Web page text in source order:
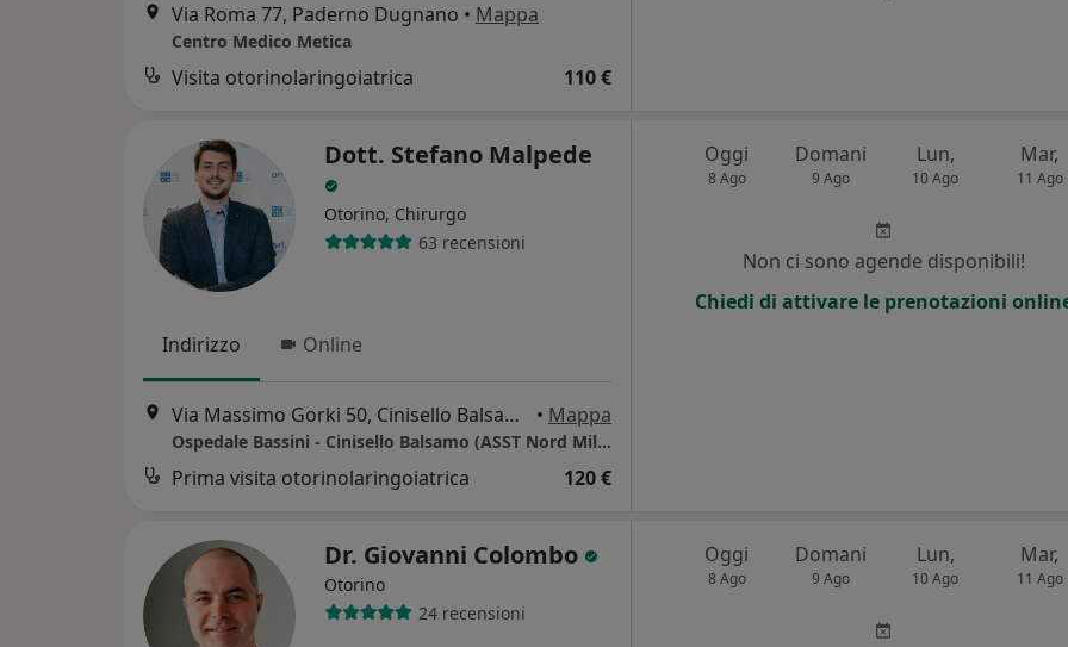
Via Roma 77, Paderno Dugnano • Mappa
Centro Medico Metica
Visita otorinolaringoiatrica 110 €
Dott. Stefano Malpede
Otorino, Chirurgo
63 recensioni
Indirizzo Online
Via Massimo Gorki 50, Cinisello Balsamo • Mappa
Ospedale Bassini - Cinisello Balsamo (ASST Nord Milano)
Prima visita otorinolaringoiatrica 120 €
Oggi
8 Ago
Domani
9 Ago
Lun,
10 Ago
Mar,
11 Ago
Non ci sono agende disponibili!
Chiedi di attivare le prenotazioni
Dr. Giovanni Colombo
Otorino
24 recensioni
Oggi
8 Ago
Domani
9 Ago
Lun,
10 Ago
Mar,
11 Ago